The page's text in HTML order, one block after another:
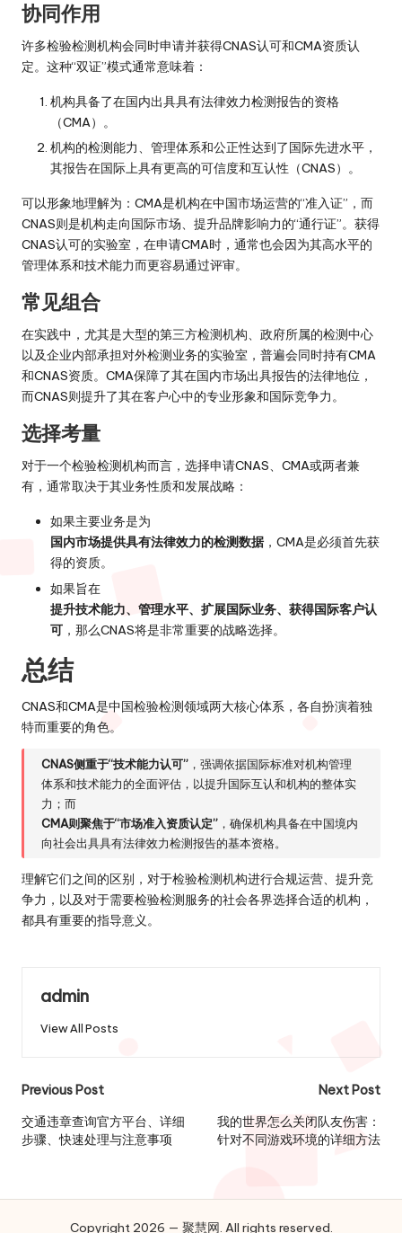
协同作用
许多检验检测机构会同时申请并获得CNAS认可和CMA资质认
定。这种“双证”模式通常意味着：
机构具备了在国内出具具有法律效力检测报告的资格
（CMA）。
机构的检测能力、管理体系和公正性达到了国际先进水平，
其报告在国际上具有更高的可信度和互认性（CNAS）。
可以形象地理解为：CMA是机构在中国市场运营的“准入证”，而
CNAS则是机构走向国际市场、提升品牌影响力的“通行证”。获得
CNAS认可的实验室，在申请CMA时，通常也会因为其高水平的
管理体系和技术能力而更容易通过评审。
常见组合
在实践中，尤其是大型的第三方检测机构、政府所属的检测中心
以及企业内部承担对外检测业务的实验室，普遍会同时持有CMA
和CNAS资质。CMA保障了其在国内市场出具报告的法律地位，
而CNAS则提升了其在客户心中的专业形象和国际竞争力。
选择考量
对于一个检验检测机构而言，选择申请CNAS、CMA或两者兼
有，通常取决于其业务性质和发展战略：
如果主要业务是为
国内市场提供具有法律效力的检测数据，CMA是必须首先获
得的资质。
如果旨在
提升技术能力、管理水平、扩展国际业务、获得国际客户认
可 ，那么CNAS将是非常重要的战略选择。
总结
CNAS和CMA是中国检验检测领域两大核心体系，各自扮演着独
特而重要的角色。
CNAS侧重于“技术能力认可” ，强调依据国际标准对机构管理
体系和技术能力的全面评估，以提升国际互认和机构的整体实
力；而
CMA则聚焦于“市场准入资质认定” ，确保机构具备在中国境内
向社会出具具有法律效力检测报告的基本资格。
理解它们之间的区别，对于检验检测机构进行合规运营、提升竞
争力，以及对于需要检验检测服务的社会各界选择合适的机构，
都具有重要的指导意义。
admin
View All Posts
Post
navigation
Previous Post
交通违章查询官方平台、详细
步骤、快速处理与注意事项
Next Post
我的世界怎么关闭队友伤害：
针对不同游戏环境的详细方法
Copyright 2026 — 聚慧网. All rights reserved.